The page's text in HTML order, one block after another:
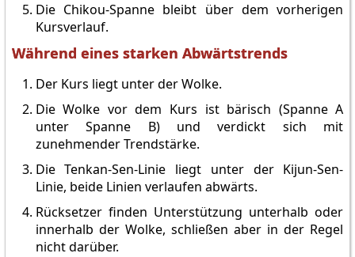
Die Chikou-Spanne bleibt über dem vorherigen
Kursverlauf.
Während eines starken Abwärtstrends
Der Kurs liegt unter der Wolke.
Die Wolke vor dem Kurs ist bärisch (Spanne A
unter Spanne B) und verdickt sich mit
zunehmender Trendstärke.
Die Tenkan-Sen-Linie liegt unter der Kijun-Sen-
Linie, beide Linien verlaufen abwärts.
Rücksetzer finden Unterstützung unterhalb oder
innerhalb der Wolke, schließen aber in der Regel
nicht darüber.